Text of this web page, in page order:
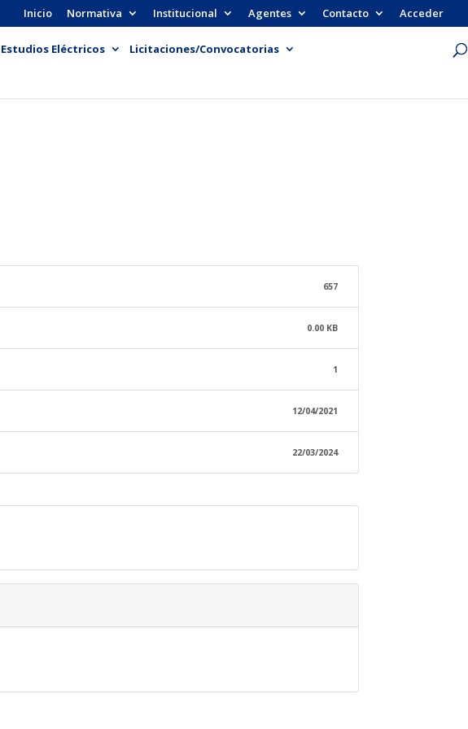
Inicio Normativa Institucional Agentes Contacto Acceder
Estudios Eléctricos
Licitaciones/Convocatorias
657
0.00 KB
1
12/04/2021
22/03/2024